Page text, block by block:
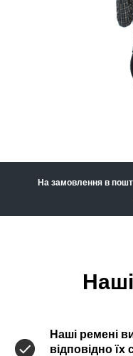
На замовлення в
Наші ремені
відповідно